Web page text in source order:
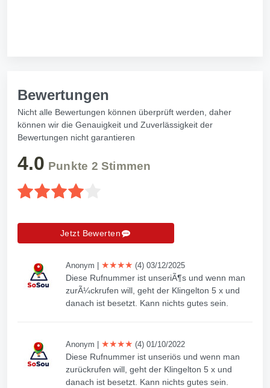
Bewertungen
Nicht alle Bewertungen können überprüft werden, daher
können wir die Genauigkeit und Zuverlässigkeit der
Bewertungen nicht garantieren
4.0 Punkte 2 Stimmen
Jetzt Bewerten
Anonym ★★★★ (4) 03/12/2025
Diese Rufnummer ist unseriÃ¶s und wenn man
zurÃ¼ckrufen will, geht der Klingelton 5 x und
danach ist besetzt. Kann nichts gutes sein.
Anonym ★★★★ (4) 01/10/2022
Diese Rufnummer ist unseriös und wenn man
zurückrufen will, geht der Klingelton 5 x und
danach ist besetzt. Kann nichts gutes sein.